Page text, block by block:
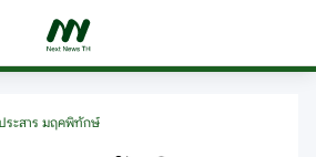
ระสาร มฤคพิทักษ์